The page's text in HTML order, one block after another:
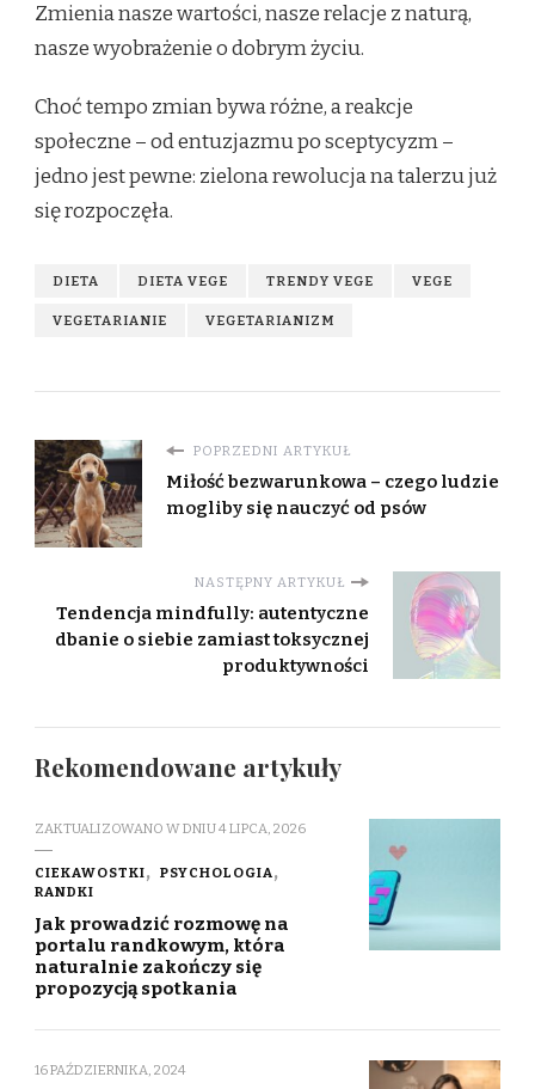
Zmienia nasze wartości, nasze relacje z naturą,
nasze wyobrażenie o dobrym życiu.
Choć tempo zmian bywa różne, a reakcje
społeczne – od entuzjazmu po sceptycyzm –
jedno jest pewne: zielona rewolucja na talerzu już
się rozpoczęła.
DIETA DIETA VEGE TRENDY VEGE VEGE
VEGETARIANIE VEGETARIANIZM
POPRZEDNI ARTYKUŁ
Miłość bezwarunkowa – czego ludzie
mogliby się nauczyć od psów
NASTĘPNY ARTYKUŁ
Tendencja mindfully: autentyczne
dbanie o siebie zamiast toksycznej
produktywności
Rekomendowane artykuły
ZAKTUALIZOWANO W DNIU4 LIPCA, 2026
CIEKAWOSTKI
PSYCHOLOGIA
RANDKI
Jak prowadzić rozmowę na
portalu randkowym, która
naturalnie zakończy się
propozycją spotkania
16 PAŹDZIERNIKA, 2024